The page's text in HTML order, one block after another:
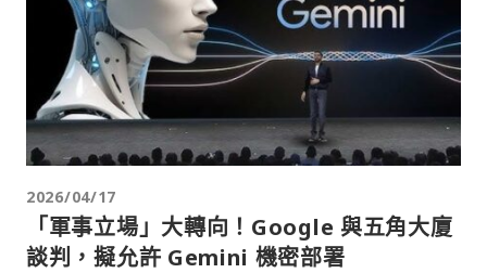
2026/04/17
「軍事立場」大轉向！Google 與五角大廈
談判，擬允許 Gemini 機密部署